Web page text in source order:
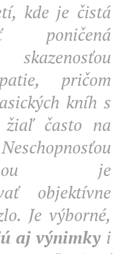
kde je čistá
poničená
skazenosťou
pričom
kníh s
často na
je
objektívne
Je výborné,
aj výnimky i